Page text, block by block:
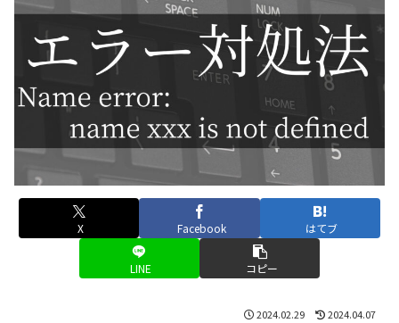
X Facebook はてブ
LINE コピー
2024.02.29 2024.04.07